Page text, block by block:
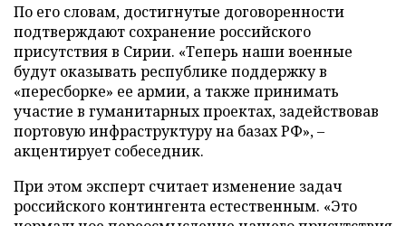
По его словам, достигнутые договоренности
подтверждают сохранение российского
присутствия в Сирии. «Теперь наши военные
будут оказывать республике поддержку в
«пересборке» ее армии, а также принимать
участие в гуманитарных проектах, задействовав
портовую инфраструктуру на базах РФ», –
акцентирует собеседник.
При этом эксперт считает изменение задач
российского контингента естественным. «Это